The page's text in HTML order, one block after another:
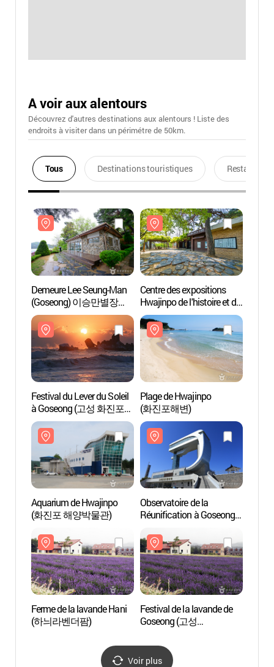
A voir aux alentours
Découvrez d'autres destinations aux alentours ! Liste des
endroits à visiter dans un périmétre de 50km.
Tous Destinations touristiques Restaurants
Demeure Lee Seung-Man
(Goseong) 이승만별장
(고성)
Centre des expositions
Hwajinpo de l'histoire et de
la sécurité
(화진포역사안보전시관)
Festival du Lever du Soleil
à Goseong (고성 화진포
해맞이축제)
Plage de Hwajinpo
(화진포해변)
Aquarium de Hwajinpo
(화진포 해양박물관)
Observatoire de la
Réunification à Goseong
(고성 통일전망대)
Ferme de la lavande Hani
(하늬라벤더팜)
Festival de la lavande de
Goseong (고성
Voir plus